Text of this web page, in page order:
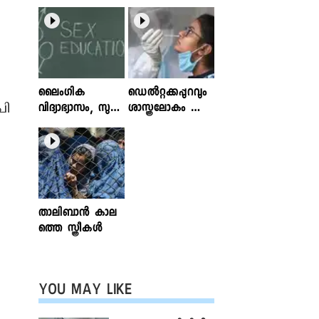
ലൈംഗിക
വിദ്യാഭ്യാസം, സുര
ക്ഷിതവും അ
ല്ലാത്തതുമായ സ്പ
ര്‍ശനങ്ങള്‍; ഇ
ന്‍ഫോക്ലിനിക്ക്
ലേഖനം
വായിക്കാം
ഡെൽറ്റക്കപ്പുറവും
ശാസ്ത്രലോകം ശ്ര
താലിബാന്‍ കാല
ത്തെ സ്ത്രീകള്‍
YOU MAY LIKE